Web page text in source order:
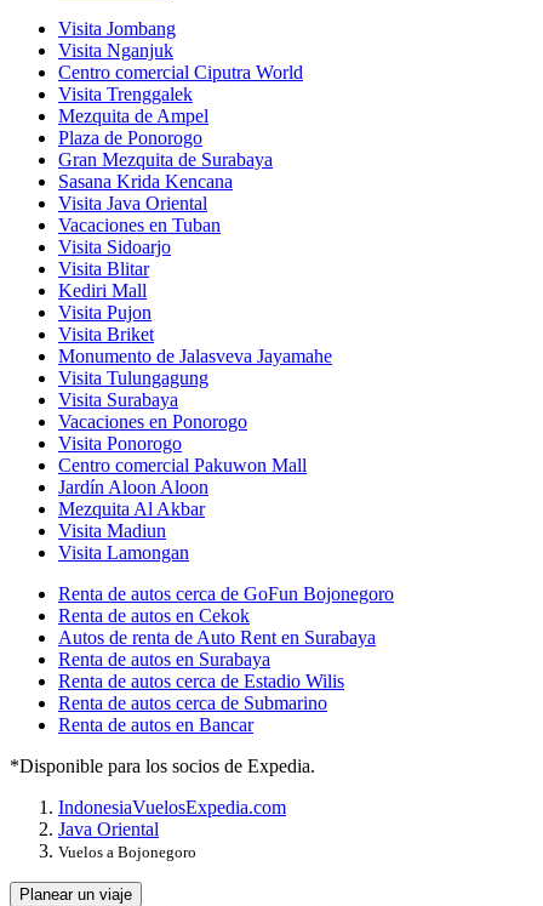
Visita Jombang
Visita Nganjuk
Centro comercial Ciputra World
Visita Trenggalek
Mezquita de Ampel
Plaza de Ponorogo
Gran Mezquita de Surabaya
Sasana Krida Kencana
Visita Java Oriental
Vacaciones en Tuban
Visita Sidoarjo
Visita Blitar
Kediri Mall
Visita Pujon
Visita Briket
Monumento de Jalasveva Jayamahe
Visita Tulungagung
Visita Surabaya
Vacaciones en Ponorogo
Visita Ponorogo
Centro comercial Pakuwon Mall
Jardín Aloon Aloon
Mezquita Al Akbar
Visita Madiun
Visita Lamongan
Renta de autos cerca de GoFun Bojonegoro
Renta de autos en Cekok
Autos de renta de Auto Rent en Surabaya
Renta de autos en Surabaya
Renta de autos cerca de Estadio Wilis
Renta de autos cerca de Submarino
Renta de autos en Bancar
*Disponible para los socios de Expedia.
IndonesiaVuelosExpedia.com
Java Oriental
Vuelos a Bojonegoro
Planear un viaje